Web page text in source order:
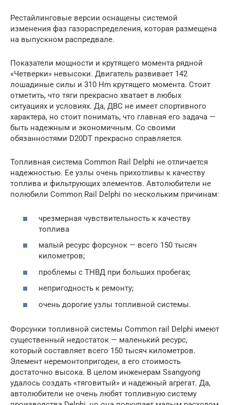
Рестайлинговые версии оснащены системой
изменения фаз газораспределения, которая размещена
на выпускном распредвале.
Показатели мощности и крутящего момента рядной
«Четверки» невысоки. Двигатель развивает 142
лошадиные силы и 310 Hm крутящего момента. Стоит
отметить, что тяги прекрасно хватает в любых
ситуациях и условиях. Да, ДВС не имеет спортивного
характера, но стоит понимать, что главная его задача —
быть надежным и экономичным. Со своими
обязанностями D20DT прекрасно справляется.
Топливная система Common Rail Delphi не отличается
надежностью. Ее узлы очень прихотливы к качеству
топлива и фильтрующих элементов. Автолюбители не
полюбили Common Rail Delphi по нескольким причинам:
чрезмерная чувствительность к качеству
топлива
малый ресурс форсунок — всего 150 тысяч
километров;
проблемы с ТНВД при больших пробегах;
непригодность к ремонту;
очень дорогие узлы топливной системы.
Форсунки топливной системы Common rail Delphi имеют
существенный недостаток — маленький ресурс,
который составляет всего 150 тысяч километров.
Элемент неремонтопригоден, а его стоимость
достаточно высока. В целом инженерам Ssangyong
удалось создать «тяговитый» и надежный агрегат. Да,
автолюбители не очень любят топливную систему